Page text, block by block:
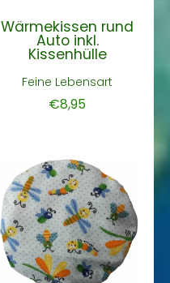
Wärmekissen rund
Auto inkl.
Kissenhülle
Feine Lebensart
€8,95